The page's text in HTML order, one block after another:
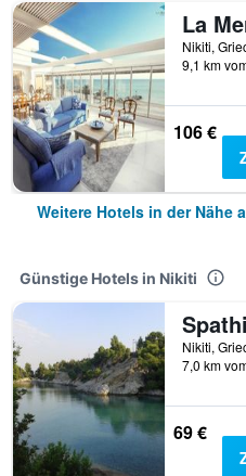
Nikiti,
9,1 km
106 €
Weitere Hotels in der Nähe
Günstige Hotels in Nikiti
Nikiti,
7,0 km
69 €